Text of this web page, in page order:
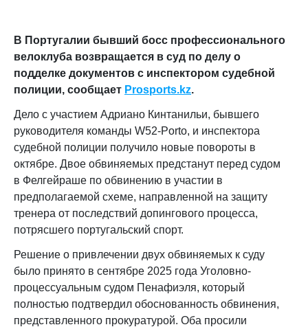
В Португалии бывший босс профессионального
велоклуба возвращается в суд по делу о
подделке документов с инспектором судебной
полиции, сообщает Prosports.kz.
Дело с участием Адриано Кинтанильи, бывшего
руководителя команды W52-Porto, и инспектора
судебной полиции получило новые повороты в
октябре. Двое обвиняемых предстанут перед судом
в Фелгейраше по обвинению в участии в
предполагаемой схеме, направленной на защиту
тренера от последствий допингового процесса,
потрясшего португальский спорт.
Решение о привлечении двух обвиняемых к суду
было принято в сентябре 2025 года Уголовно-
процессуальным судом Пенафиэля, который
полностью подтвердил обоснованность обвинения,
представленного прокуратурой. Оба просили